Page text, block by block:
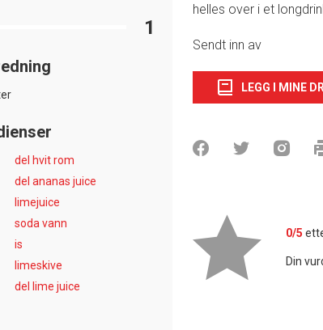
1
del hvit rom
del ananas juice
limejuice
soda vann
is
limeskive
del lime juice
helles over i et
Sendt inn av
LEGG I MINE
0/5
Din